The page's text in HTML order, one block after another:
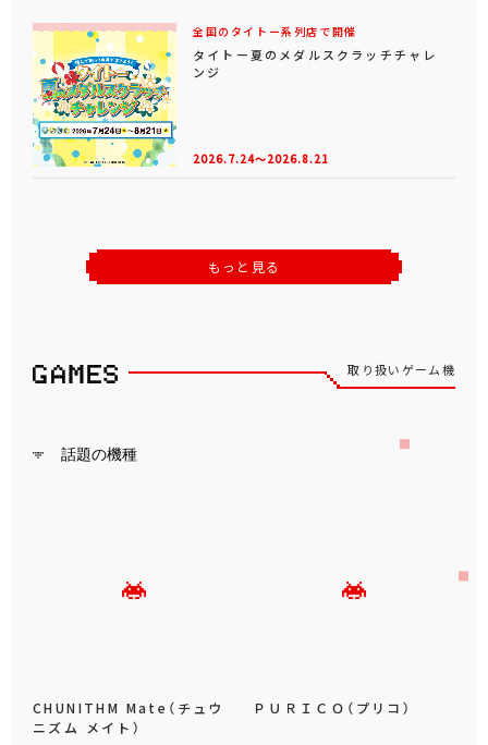
全国のタイトー系列店で開催
タイトー夏のメダルスクラッチチャレ
ンジ
2026.7.24～2026.8.21
もっと見る
取り扱いゲーム機
話題の機種
CHUNITHM Mate（チュウ
ニズム メイト）
ＰＵＲＩＣＯ（プリコ）